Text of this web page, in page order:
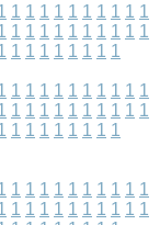
1 1 1 1 1 1 1 1 1 1
1 1 1 1 1 1 1 1 1 1
1 1 1 1 1 1 1 1
1 1 1 1 1 1 1 1 1 1
1 1 1 1 1 1 1 1 1 1
1 1 1 1 1 1 1 1
1 1 1 1 1 1 1 1 1 1
1 1 1 1 1 1 1 1 1 1